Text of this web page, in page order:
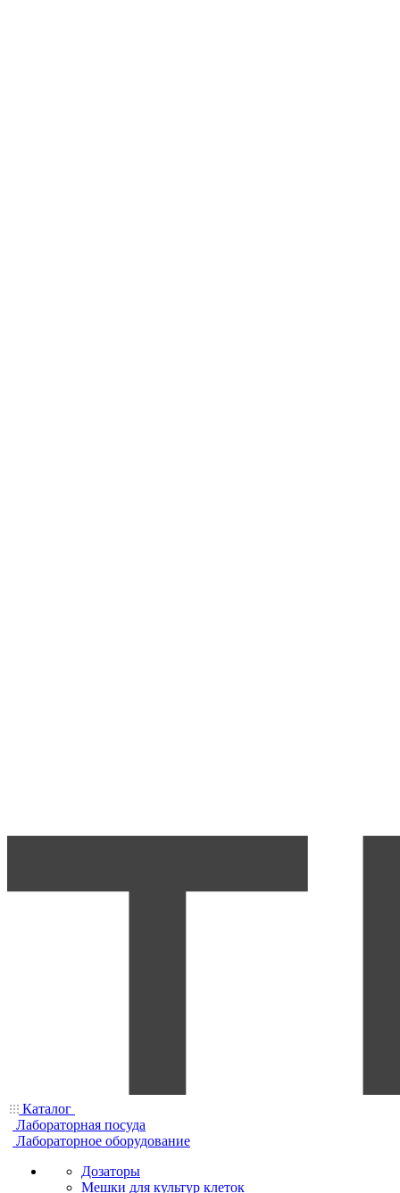
Каталог
Лабораторная посуда
Лабораторное оборудование
Дозаторы
Мешки для культур клеток